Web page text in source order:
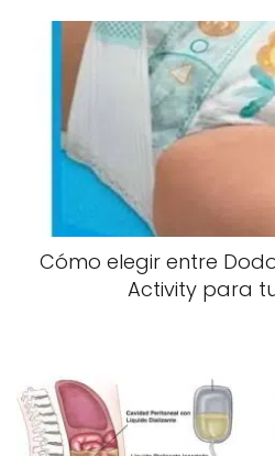
Cómo elegir entre
Activity para